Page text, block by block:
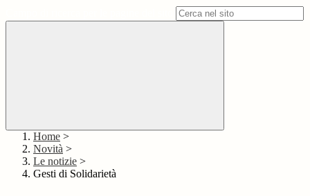
Home >
Novità >
Le notizie >
Gesti di Solidarietà